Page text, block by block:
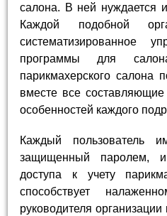
салона. В ней нуждается
Каждой подобной
систематизированное
программы для
парикмахерского салона
вместе все составляющие
особенностей каждого
Каждый пользователь
защищенный паролем,
доступа к учету
способствует
руководителя